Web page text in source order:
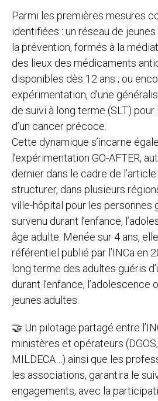
Parmi les premières mesures
identifiées : un réseau de
la prévention, formés à la
des lieux des médicaments
disponibles dès 12 ans ; ou
expérimentation, d’une
de suivi à long terme (SLT)
d’un cancer précoce.
Cette dynamique s’incarne
l’expérimentation GO-AFTER,
dernier dans le cadre de
structurer, dans plusieurs
ville-hôpital pour les personnes
survenu durant l’enfance,
âge adulte. Menée sur 4 ans,
référentiel publié par l’INCa en
long terme des adultes guéris
durant l’enfance, l’adolescence
jeunes adultes.
🤝 Un pilotage partagé entre
ministères et opérateurs (DGOS,
MILDECA…) ainsi que les
les associations, garantira le
engagements, avec la